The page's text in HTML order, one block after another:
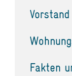
Vorstand
Fakten